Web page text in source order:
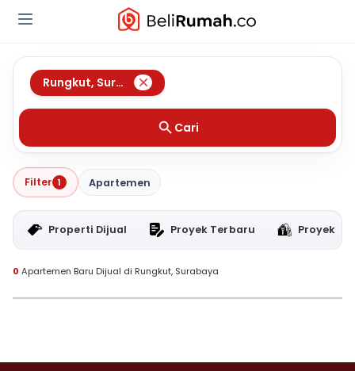
Rungkut, Surabaya
Cari
Filter 1 Apartemen
Properti Dijual Proyek Terbaru Proyek
0 Apartemen Baru Dijual di Rungkut, Surabaya